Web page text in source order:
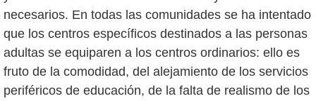
necesarios. En todas las comunidades se ha intentado
que los centros específicos destinados a las personas
adultas se equiparen a los centros ordinarios: ello es
fruto de la comodidad, del alejamiento de los servicios
periféricos de educación, de la falta de realismo de los